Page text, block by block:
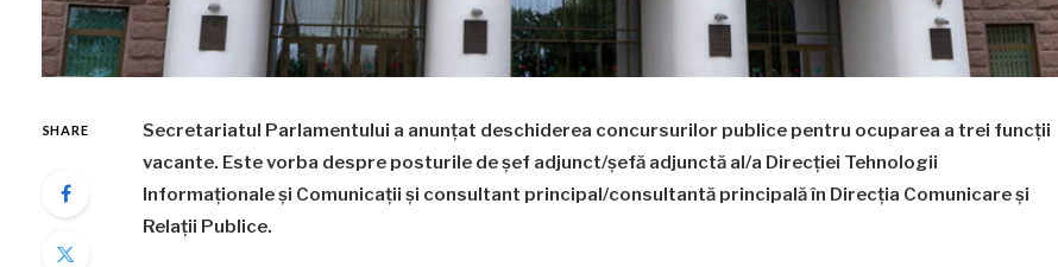
SHARE
Secretariatul Parlamentului a anunțat deschiderea concursurilor publice pentru ocuparea a trei funcții
vacante. Este vorba despre posturile de șef adjunct/șefă adjunctă al/a Direcției Tehnologii
Informaționale și Comunicații și consultant principal/consultantă principală în Direcția Comunicare și
Relații Publice.